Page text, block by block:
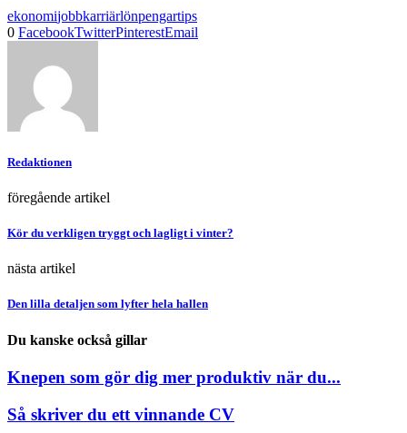
ekonomijobbkarriärlönpengartips
0 FacebookTwitterPinterestEmail
Redaktionen
föregående artikel
Kör du verkligen tryggt och lagligt i vinter?
nästa artikel
Den lilla detaljen som lyfter hela hallen
Du kanske också gillar
Knepen som gör dig mer produktiv när du...
Så skriver du ett vinnande CV